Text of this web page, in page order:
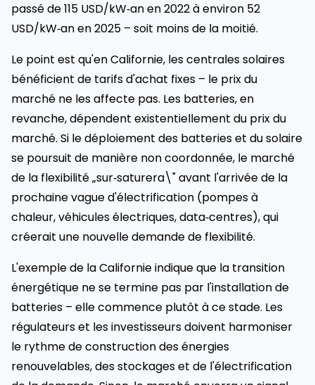
passé de 115 USD/kW‑an en 2022 à environ 52
USD/kW‑an en 2025 – soit moins de la moitié.
Le point est qu'en Californie, les centrales solaires
bénéficient de tarifs d'achat fixes – le prix du
marché ne les affecte pas. Les batteries, en
revanche, dépendent existentiel­lement du prix du
marché. Si le déploiement des batteries et du solaire
se poursuit de manière non coordonnée, le marché
de la flexibilité „sur‑saturera\" avant l'arrivée de la
prochaine vague d'électrification (pompes à
chaleur, véhicules électriques, data‑centres), qui
créerait une nouvelle demande de flexibilité.
L'exemple de la Californie indique que la transition
énergétique ne se termine pas par l'installation de
batteries – elle commence plutôt à ce stade. Les
régulateurs et les investisseurs doivent harmoniser
le rythme de construction des énergies
renouvelables, des stockages et de l'électrification